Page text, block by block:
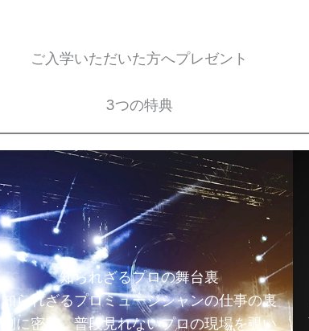
ご入学いただいた方へプレゼント
3つの特典
知られざるプロの舞台裏
知られざるプロミュージシャンの仕事の裏
側に密着。普段見れないプロの現場を覗い